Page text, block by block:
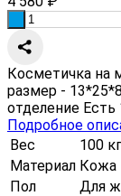
Косметичка на
размер -
отделение
Подробное
Вес
100 кг
Материал Кожа
Пол
Для